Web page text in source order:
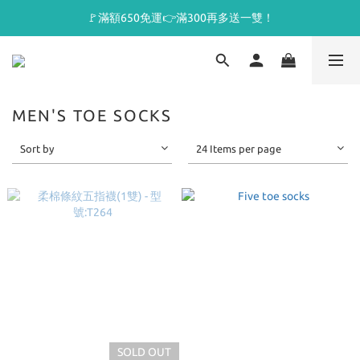
🚩滿額650免運👉滿300再多送一雙！
MEN'S TOE SOCKS
Sort by 24 Items per page
SOLD OUT